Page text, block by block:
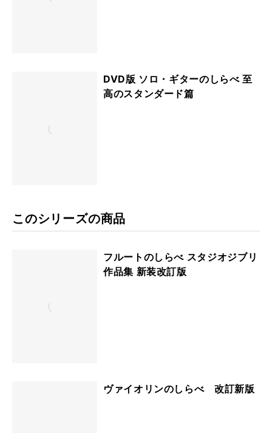
DVD版 ソロ・ギターのしらべ 至
高のスタンダード篇
このシリーズの商品
フルートのしらべ スタジオジブリ
作品集 新装改訂版
ヴァイオリンのしらべ 改訂新版